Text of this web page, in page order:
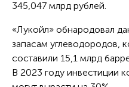
345,047 млрд рублей.
«Лукойл» обнародовал
запасам углеводородов,
составили 15,1 млрд
В 2023 году инвестиции